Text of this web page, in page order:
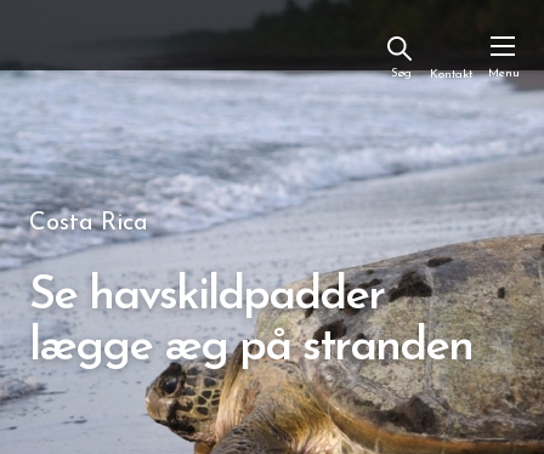
Kontakt
Costa Rica
Se havskildpadder
lægge æg på stranden